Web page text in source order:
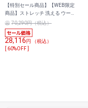
【特別セール商品】【WEB限定
商品】ストレッチ 洗える ウール
ブレンド 2パンツスーツ 紺 無地
LES MUES ブリティッシュスリム
70,290円（税込）
28,116円 （税込）
[ 60%OFF ]